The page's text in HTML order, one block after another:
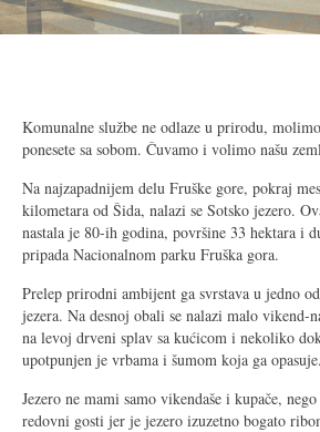
Komunalne službe ne odlaze u prirodu, molimo
ponesete sa sobom. Čuvamo i volimo našu
Na najzapadnijem delu Fruške gore, pokraj
kilometara od Šida, nalazi se Sotsko jezero.
nastala je 80-ih godina, površine 33 hektara i
pripada Nacionalnom parku Fruška gora.
Prelep prirodni ambijent ga svrstava u jedno
jezera. Na desnoj obali se nalazi malo vikend-
na levoj drveni splav sa kućicom i nekoliko
upotpunjen je vrbama i šumom koja ga opasuje.
Jezero ne mami samo vikendaše i kupače,
redovni gosti jer je jezero izuzetno bogato